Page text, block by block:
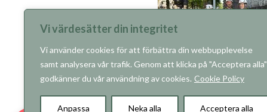
Vi värdesätter din integritet
Vi använder cookies för att förbättra din webbupplevelse
samt analysera vår trafik. Genom att klicka på "Acceptera alla"
godkänner du vår användning av cookies. Cookie Policy
Anpassa Neka alla Acceptera alla